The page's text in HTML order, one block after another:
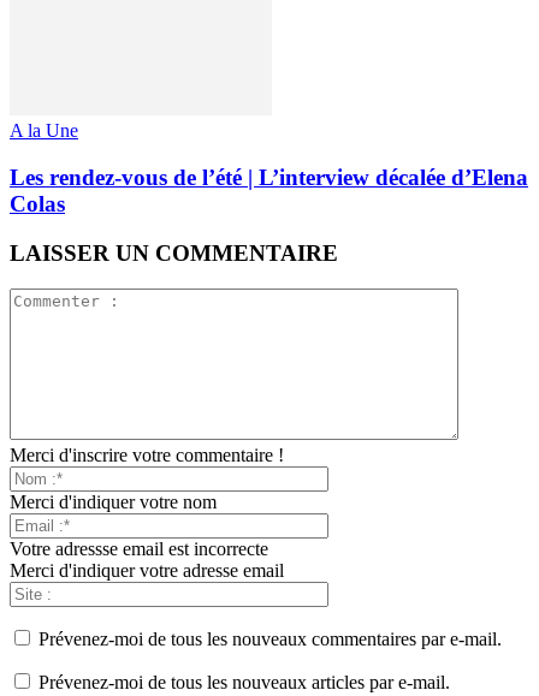
A la Une
Les rendez-vous de l’été | L’interview décalée d’Elena
Colas
LAISSER UN COMMENTAIRE
Merci d'inscrire votre commentaire !
Merci d'indiquer votre nom
Votre adressse email est incorrecte
Merci d'indiquer votre adresse email
Prévenez-moi de tous les nouveaux commentaires par e-mail.
Prévenez-moi de tous les nouveaux articles par e-mail.